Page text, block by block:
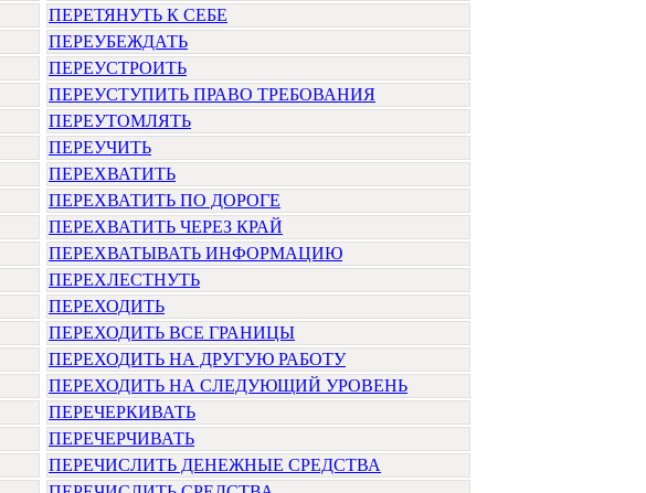
ПЕРЕТЯНУТЬ К СЕБЕ
ПЕРЕУБЕЖДАТЬ
ПЕРЕУСТРОИТЬ
ПЕРЕУСТУПИТЬ ПРАВО ТРЕБОВАНИЯ
ПЕРЕУТОМЛЯТЬ
ПЕРЕУЧИТЬ
ПЕРЕХВАТИТЬ
ПЕРЕХВАТИТЬ ПО ДОРОГЕ
ПЕРЕХВАТИТЬ ЧЕРЕЗ КРАЙ
ПЕРЕХВАТЫВАТЬ ИНФОРМАЦИЮ
ПЕРЕХЛЕСТНУТЬ
ПЕРЕХОДИТЬ
ПЕРЕХОДИТЬ ВСЕ ГРАНИЦЫ
ПЕРЕХОДИТЬ НА ДРУГУЮ РАБОТУ
ПЕРЕХОДИТЬ НА СЛЕДУЮЩИЙ УРОВЕНЬ
ПЕРЕЧЕРКИВАТЬ
ПЕРЕЧЕРЧИВАТЬ
ПЕРЕЧИСЛИТЬ ДЕНЕЖНЫЕ СРЕДСТВА